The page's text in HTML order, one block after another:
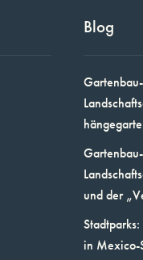
Blog
und der
in Mexico-